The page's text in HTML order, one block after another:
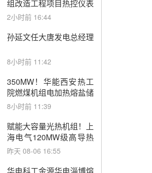
组改造工程项目热控仪表
成套设备采购
2小时前 16:44
孙延文任大唐发电总经理
8小时前 11:42
350MW！华能西安热工
院燃煤机组电加热熔盐储
能提升机组灵活性改造项
务采购
8小时前 11:39
赋能大容量光热机组！上
海电气120MW级高导热
空冷发电机通过型式试验
昨天 08-06 16:55